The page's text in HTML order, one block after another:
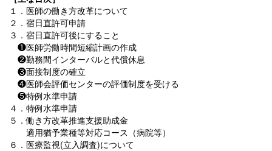
１．医師の働き方改革について
２．宿日直許可申請
３．宿日直許可後にすること
❶医師労働時間短縮計画の作成
❷勤務間インターバルと代償休息
❸面接制度の確立
❹医師会評価センターの評価制度を受ける
❺特例水準申請
４．特例水準申請
５．働き方改革推進支援助成金
適用猶予業種等対応コース（病院等）
６．医療監視(立入調査)について